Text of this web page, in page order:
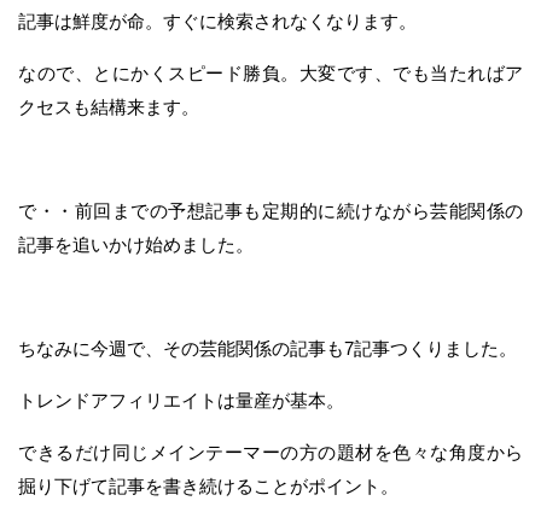
記事は鮮度が命。すぐに検索されなくなります。
なので、とにかくスピード勝負。大変です、でも当たればア
クセスも結構来ます。
で・・前回までの予想記事も定期的に続けながら芸能関係の
記事を追いかけ始めました。
ちなみに今週で、その芸能関係の記事も7記事つくりました。
トレンドアフィリエイトは量産が基本。
できるだけ同じメインテーマーの方の題材を色々な角度から
掘り下げて記事を書き続けることがポイント。